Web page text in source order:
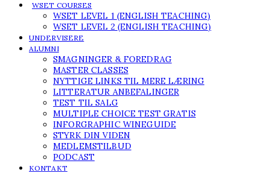
WSET COURSES
WSET LEVEL 1 (ENGLISH TEACHING)
WSET LEVEL 2 (ENGLISH TEACHING)
UNDERVISERE
ALUMNI
SMAGNINGER & FOREDRAG
MASTER CLASSES
NYTTIGE LINKS TIL MERE LÆRING
LITTERATUR ANBEFALINGER
TEST TIL SALG
MULTIPLE CHOICE TEST GRATIS
INFORGRAPHIC WINEGUIDE
STYRK DIN VIDEN
MEDLEMSTILBUD
PODCAST
KONTAKT